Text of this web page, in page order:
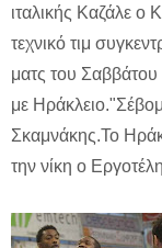
ιταλικής Καζάλε ο
τεχνικό τιμ
ματς του
με
Σκαμνάκης.Το
την νίκη ο